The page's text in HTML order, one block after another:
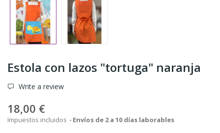
Estola con lazos "tortuga" naranja
Write a review
18,00 €
Impuestos incluidos Envíos de 2 a 10 días laborables